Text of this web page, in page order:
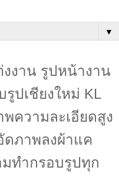
▼
งาน รูปหน้างาน
รูปเชียงใหม่ KL
ความละเอียดสูง
ภาพลงผ้าแค
ทำกรอบรูปทุก